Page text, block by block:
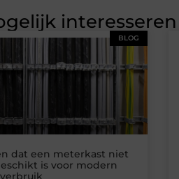
interesseren
BLOG
dat een meterkast niet
is voor modern